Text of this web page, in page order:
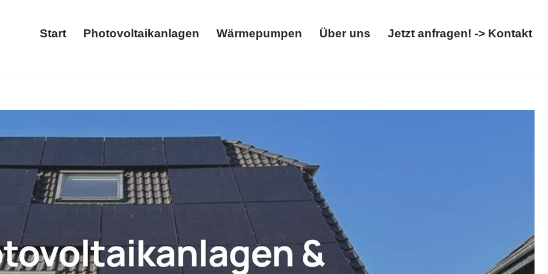
Start Photovoltaikanlagen Wärmepumpen Über uns Jetzt anfragen! -> Kontakt
Wärmepumpe, Stromspeicher, Wallbox. Gleich bei 𝐖𝐎𝐋𝐓𝐈𝐂𝐒: ✓Wärmepumpe,
in Heiligenroth, Ihr Energiespezialist. Ihre erste Wahl für Qualität ✉.